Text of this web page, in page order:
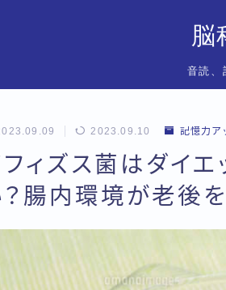
脳
音読、
2023.09.10 記憶力ア
フィズス菌はダイエ
？腸内環境が老後を